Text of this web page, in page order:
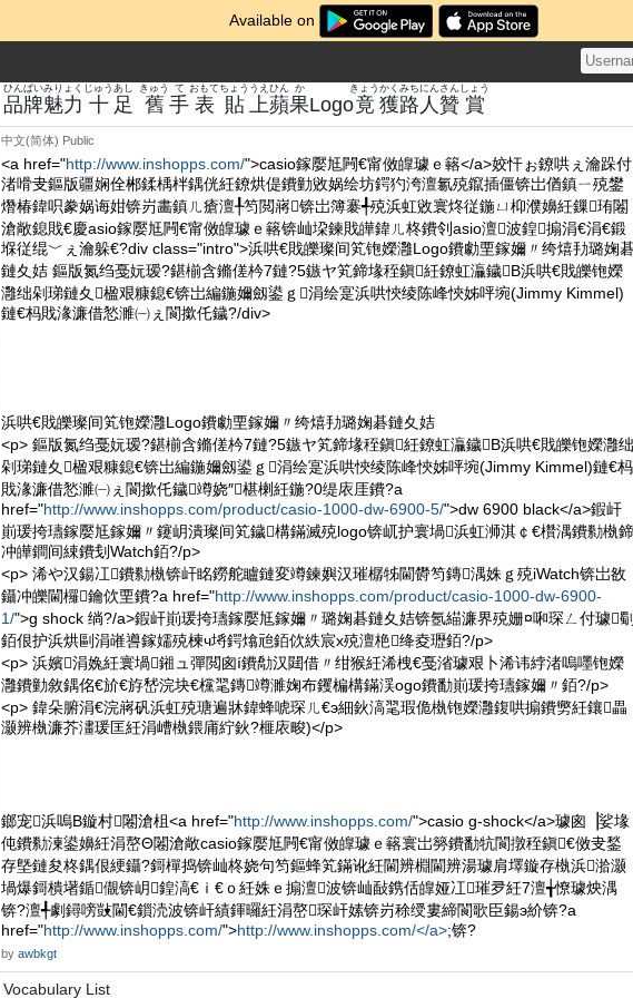
Available on
品
ひん
牌
ぱい
魅力
みりょく
十
じゅう
足
あし
舊
きゅう
手
て
表
おもて
貼
ちょう
上
うえ
蘋
ひん
果
か
Logo竟
きょう
獲
かく
路
みち
人
にん
贊
さん
賞
しょう
中文(简体) Public
<a href="http://www.inshopps.com/">casio鎵嬮尪闁€甯傚皥璩ｅ簵</a>姣忓ぉ鐐哄ぇ瀹跺付
渚嗗叏鏂版疆娴佺郴鍒楀柈鍝侊紝鐐烘偍鐨勭敓娲绘坊鍔犳洿澶氱殑鑹插僵锛岀偤鎮ㄧ殑鐢
熸椿鍏呮豢娲诲姏锛岃畵鎮ㄦ瘡澶╀笉閲嶈锛岀簿褰╃殑浜虹敓寰炵従鍦ㄩ枊濮嬶紝鏁珛闂
滄敞鎴戝€慶asio鎵嬮尪闁€甯傚皥璩ｅ簵锛屾垜鍊戝皣鍏ㄦ柊鐨刢asio澶波鍠搧涓€涓€鍛
堢従绲﹀ぇ瀹躲€?div class="intro">浜哄€戝皪璨间笂铇嬫灉Logo鐨勮垔鎵嬭〃绔熺劧璐婅
鏈夊姞 鏂版氮绉戞妧瑷?鍖椾含鏅傞枔7鏈?5鏃ヤ笂鍗堟秷鎭紝鐐虹灜鐬В浜哄€戝皪铇嬫
灉绌剁珶鏈夊楹艰糠鎴€锛岀編鍦嬭劔鍙ｇ涓绘寔浜哄悏绫陈峰悏姊呯埦(Jimmy Kimmel)
鏈€杩戝湪濂借悐濉㈠ぇ閬撳仛鐬?/div>
浜哄€戝皪璨间笂铇嬫灉Logo鐨勮垔鎵嬭〃绔熺劧璐婅碁鏈夊姞
<p> 鏂版氮绉戞妧瑷?鍖椾含鏅傞枔7鏈?5鏃ヤ笂鍗堟秷鎭紝鐐虹灜鐬В浜哄€戝皪铇嬫灉绌
剁珶鏈夊楹艰糠鎴€锛岀編鍦嬭劔鍙ｇ涓绘寔浜哄悏绫陈峰悏姊呯埦(Jimmy Kimmel)鏈€杩
戝湪濂借悐濉㈠ぇ閬撳仛鐬竴娆″椹楋紝鍦?0缇庡厓鐨?a
href="http://www.inshopps.com/product/casio-1000-dw-6900-5/">dw 6900 black</a>鍜屽
崱瑗挎瓙鎵嬮尪鎵嬭〃鑳岄潰璨间笂鐬構鏋滅殑logo锛屼护寰堝浜虹浉淇￠€欑湡鐨勬槸鍗
冲皣鐧间綀鐨刬Watch銆?/p>
<p> 浠や汉鍚冮鐨勬槸锛屽眳鐒舵矑鏈変竴鍊嬩汉璀樼牬閫欎笉鏄湡姝ｇ殑iWatch锛岀敋
鑷冲皪閫欏鑰佽垔鐨?a href="http://www.inshopps.com/product/casio-1000-dw-6900-
1/">g shock 绱?/a>鍜屽崱瑗挎瓙鎵嬮尪鎵嬭〃璐婅碁鏈夊姞锛氬緢濂界殑姗¤啝琛ㄥ付璩
銆佷护浜烘剾涓嶉噵鎵嬬殑楝ч埓鍔熻兘銆佽紩宸х殑澶栬绛夌瓑銆?/p>
<p> 浜嬪涓婏紝寰堝鎺ュ彈閲囪í鐨勪汉閮借〃绀猴紝浠栧€戞渻璩艰卜浠讳綍渚嗚嚜铇嬫
灉鐨勭敘鍝佲€斺€斿嵆浣块€欓毣鏄竴濉婅布钁楄構鏋渓ogo鐨勫崱瑗挎瓙鎵嬭〃銆?/p>
<p> 鍏朵腑涓€浣嶈矾浜虹殑瑭遍牀鍏蜂唬琛ㄦ€э細鈥滈毣瑕佹槸铇嬫灉鍑哄搧鐨勶紝鑲畾
灏辨槸濂芥澅瑗匡紝涓嶆槸鍡庯紵鈥?榧庡畯)</p>
鎯宠浜嗚В鏇村闂滄柤<a href="http://www.inshopps.com/">casio g-shock</a>璩囪▕娑堟
伅鐨勬湅鍙嬶紝涓嶅Θ闂滄敞casio鎵嬮尪闁€甯傚皥璩ｅ簵寰岀簩鐨勫牨閬撴秷鎭€傚叏鍫
存墍鏈夋柊鍝佷綆鑷?鎶樿捣锛屾柊娆句笉鏂蜂笂鏋讹紝閫辨棩閫辨湯璩肩墿鏇存槸浜湁灏
堝爆鎶樻墸鍎儬锛岄鍠滈€ｉ€ｏ紝姝ｅ搧澶波锛屾敮鎸佸皥娅冮璀夛紝7澶╅憭璩炴湡
锛?澶╃劇鐞嗙敱閫€鎻涜波锛屽績鍕曪紝涓嶅琛屽嫊锛岃稌绶婁締閬歌臣鍚э紒锛?a
href="http://www.inshopps.com/">http://www.inshopps.com/</a>;锛?
by awbkgt
Vocabulary List